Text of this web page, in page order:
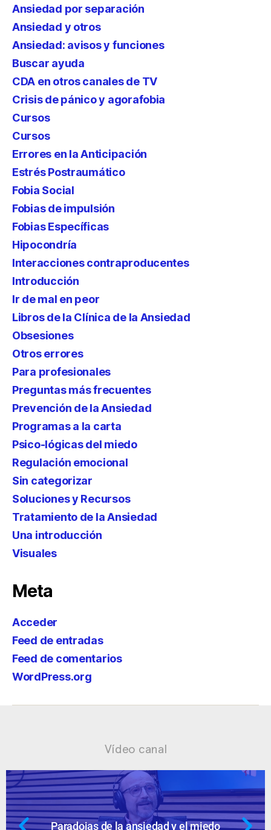
Ansiedad por separación
Ansiedad y otros
Ansiedad: avisos y funciones
Buscar ayuda
CDA en otros canales de TV
Crisis de pánico y agorafobia
Cursos
Cursos
Errores en la Anticipación
Estrés Postraumático
Fobia Social
Fobias de impulsión
Fobias Específicas
Hipocondría
Interacciones contraproducentes
Introducción
Ir de mal en peor
Libros de la Clínica de la Ansiedad
Obsesiones
Otros errores
Para profesionales
Preguntas más frecuentes
Prevención de la Ansiedad
Programas a la carta
Psico-lógicas del miedo
Regulación emocional
Sin categorizar
Soluciones y Recursos
Tratamiento de la Ansiedad
Una introducción
Visuales
Meta
Acceder
Feed de entradas
Feed de comentarios
WordPress.org
Vídeo canal
Ansiedad: supuestos